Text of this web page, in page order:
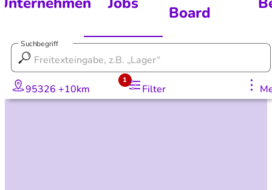
Board
Suchbegriff
95326 +10km Filter
1